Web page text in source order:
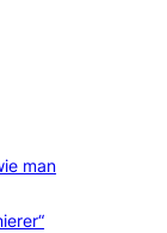
man